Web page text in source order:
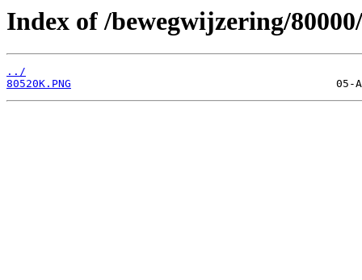
Index of /bewegwijzering/
../
80520K.PNG